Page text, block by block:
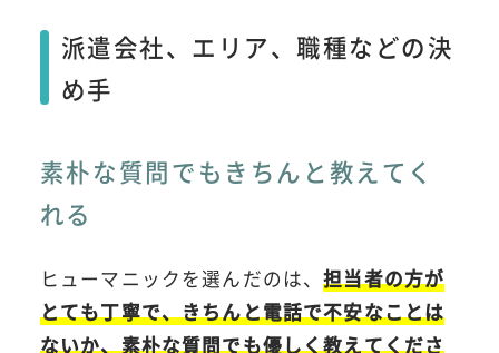
派遣会社、エリア、職種などの決
め手
素朴な質問でもきちんと教えてく
れる
ヒューマニックを選んだのは、担当者の方が
とても丁寧で、きちんと電話で不安なことは
ないか、素朴な質問でも優しく教えてくださ